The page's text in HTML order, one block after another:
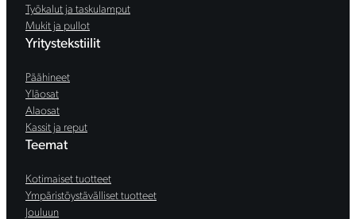
Työkalut ja taskulamput
Mukit ja pullot
Yritystekstiilit
Päähineet
Yläosat
Alaosat
Kassit ja reput
Teemat
Kotimaiset tuotteet
Ympäristöystävälliset tuotteet
Jouluun